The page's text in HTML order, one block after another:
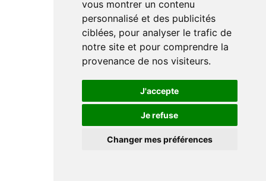
vous montrer un contenu
personnalisé et des publicités
ciblées, pour analyser le trafic de
notre site et pour comprendre la
provenance de nos visiteurs.
J'accepte
Je refuse
Changer mes préférences